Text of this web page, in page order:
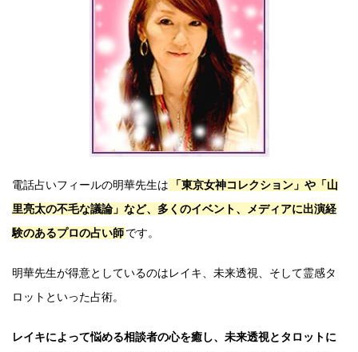
電話占いフィールの明華先生は
「東京女神コレクション」や「山
里亮太の不毛な議論」など、多くのイベント、メディアに出演経
験のあるプロの占い師です。
明華先生が得意としているのはレイキ、未来透視、そして霊感タ
ロットといった占術。
レイキによって悩める相談者の心を癒し、未来透視とタロットに